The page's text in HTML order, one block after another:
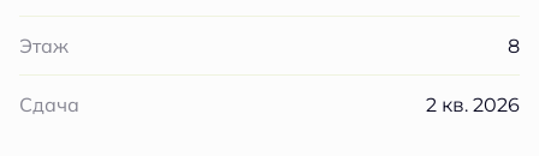
Этаж 8
Сдача 2 кв. 2026